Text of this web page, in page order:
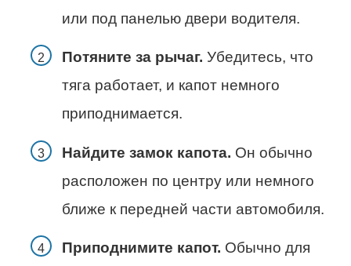
или под панелью двери водителя.
Потяните за рычаг. Убедитесь, что
тяга работает, и капот немного
приподнимается.
Найдите замок капота. Он обычно
расположен по центру или немного
ближе к передней части автомобиля.
Приподнимите капот. Обычно для